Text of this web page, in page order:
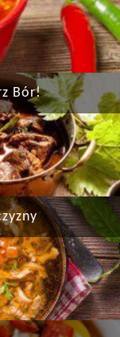
Bór!